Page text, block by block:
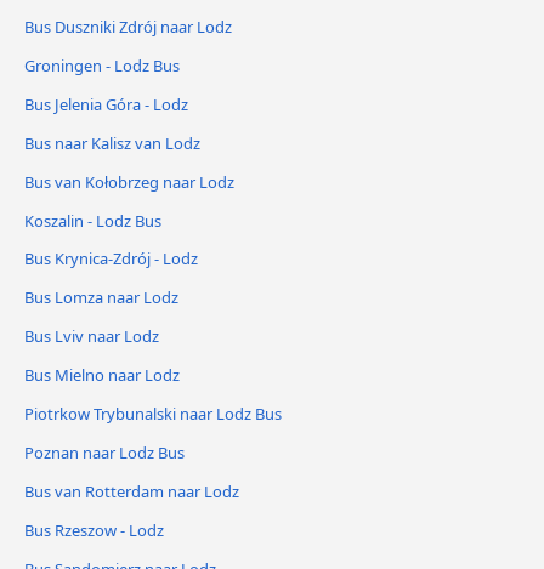
Bus Duszniki Zdrój naar Lodz
Groningen - Lodz Bus
Bus Jelenia Góra - Lodz
Bus naar Kalisz van Lodz
Bus van Kołobrzeg naar Lodz
Koszalin - Lodz Bus
Bus Krynica-Zdrój - Lodz
Bus Lomza naar Lodz
Bus Lviv naar Lodz
Bus Mielno naar Lodz
Piotrkow Trybunalski naar Lodz Bus
Poznan naar Lodz Bus
Bus van Rotterdam naar Lodz
Bus Rzeszow - Lodz